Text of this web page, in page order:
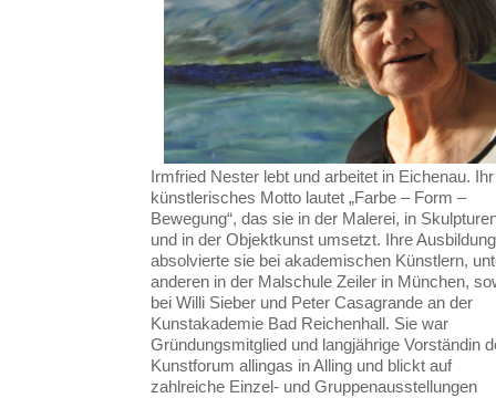
Irmfried Nester lebt und arbeitet in Eichenau. Ihr
künstlerisches Motto lautet „Farbe – Form –
Bewegung“, das sie in der Malerei, in
und in der Objektkunst umsetzt. Ihre Ausbildung
absolvierte sie bei akademischen Künstlern,
anderen in der Malschule Zeiler in München,
bei Willi Sieber und Peter Casagrande an der
Kunstakademie Bad Reichenhall. Sie war
Gründungsmitglied und langjährige Vorständin
Kunstforum allingas in Alling und blickt auf
zahlreiche Einzel- und Gruppenausstellungen